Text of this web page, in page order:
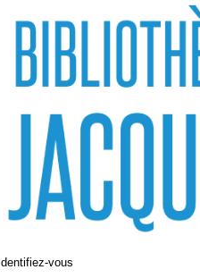
Identifiez-vous